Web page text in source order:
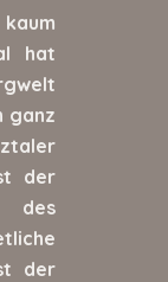
hat
ganz
der
des
der